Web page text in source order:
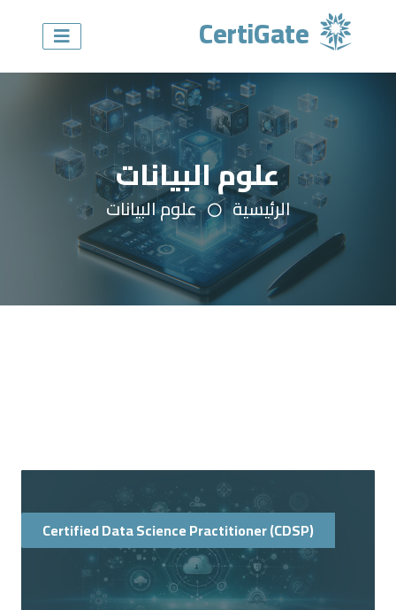
CertiGate
علوم البيانات
الرئيسية علوم البيانات
Certified Data Science Practitioner (CDSP)